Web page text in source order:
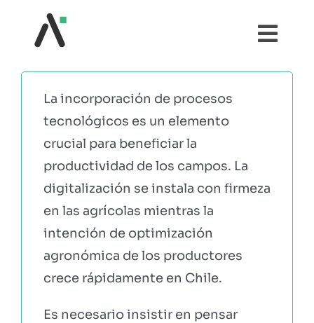
¿QUÉ ES AGRI?
MÓDULOS
TESTIMONIOS
PRECIOS
PARTNERS
COMUNIDAD AGRI
La incorporación de procesos
tecnológicos es un elemento
crucial para beneficiar la
productividad de los campos. La
digitalización se instala con firmeza
en las agrícolas mientras la
intención de optimización
agronómica de los productores
crece rápidamente en Chile.
Es necesario insistir en pensar